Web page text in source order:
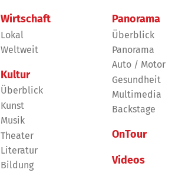
Wirtschaft
Lokal
Weltweit
Kultur
Überblick
Kunst
Musik
Theater
Literatur
Bildung
Panorama
Überblick
Panorama
Auto / Motor
Gesundheit
Multimedia
Backstage
OnTour
Videos